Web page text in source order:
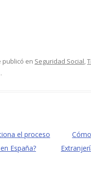
publicó en Seguridad Social,
el proceso
España?